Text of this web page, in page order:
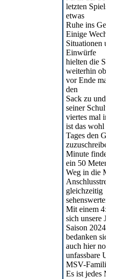
letzten Spiels
etwas
Ruhe ins
Einige
Situationen
Einwürfe
hielten die
weiterhin
vor Ende
den
Sack zu und
seiner Schulter
viertes mal ins
ist das wohl
Tages den
Minute findet
ein 50 Meter
Weg in die
gleichzeitig
sehenswerter
Mit einem 4:2
sich unsere
Saison 2024/
bedanken sich
auch hier
unfassbare
MSV-
Es ist jedes